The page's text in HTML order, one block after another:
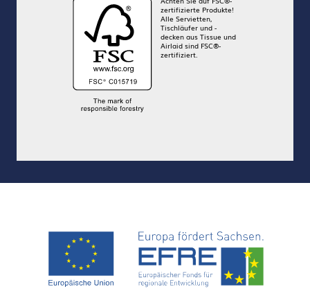
zertifizierte Produkte!
Alle Servietten,
Tischläufer und -
decken aus Tissue und
Airlaid sind FSC®-
zertifiziert.